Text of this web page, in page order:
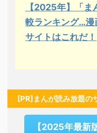
【2025年】「
較ランキング…漫
サイトはこれだ！
[PR]まんが読み放題の
【2025年最新